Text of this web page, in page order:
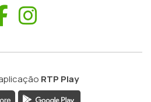
Facebook
RTP Play